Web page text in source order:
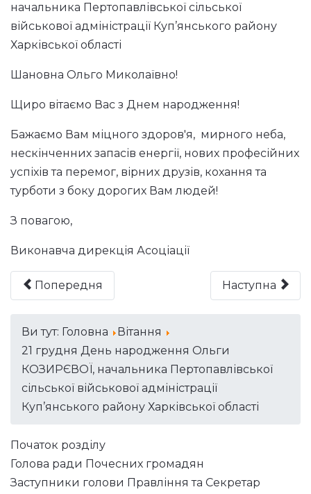
начальника Пертопавлівської сільської
військової адміністрації Куп’янського району
Харківської області
Шановна Ольго Миколаївно!
Щиро вітаємо Вас з Днем народження!
Бажаємо Вам міцного здоров'я, мирного неба,
нескінченних запасів енергії, нових професійних
успіхів та перемог, вірних друзів, кохання та
турботи з боку дорогих Вам людей!
З повагою,
Виконавча дирекція Асоціації
Попередня Наступна
Ви тут: Головна
Вітання
21 грудня День народження Ольги
КОЗИРЄВОЇ, начальника Пертопавлівської
сільської військової адміністрації
Куп’янського району Харківської області
Початок розділу
Голова ради Почесних громадян
Заступники голови Правління та Секретар